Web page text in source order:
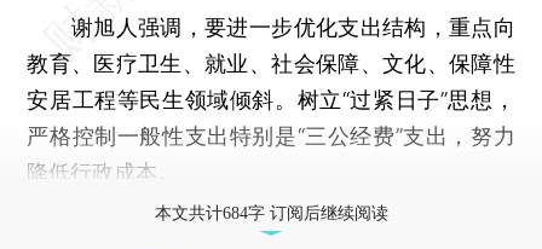
谢旭人强调，要进一步优化支出结构，重点向
教育、医疗卫生、就业、社会保障、文化、保障性
安居工程等民生领域倾斜。树立“过紧日子”思想，
严格控制一般性支出特别是“三公经费”支出，努力
降低行政成本。
本文共计684字 订阅后继续阅读